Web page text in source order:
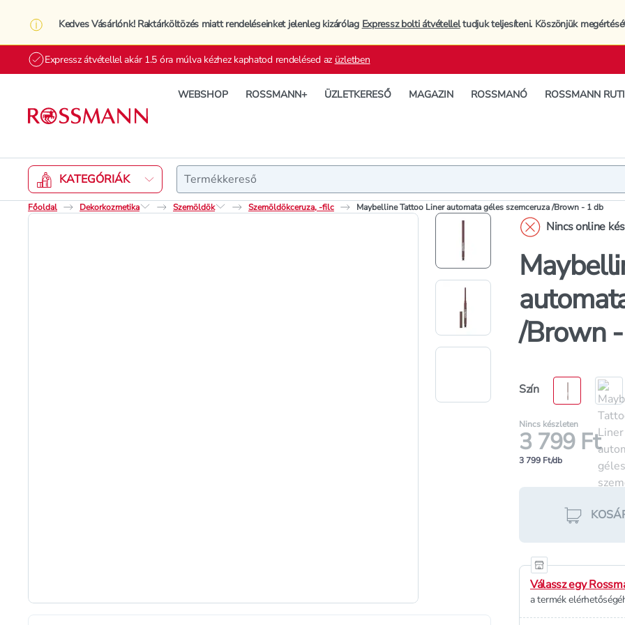
Kedves Vásárlónk! Raktárköltözés miatt rendeléseinket jelenleg kizárólag Expressz bolti átvételleltudjuk teljesíteni. Köszönjük
Expressz átvétellel akár 1.5 óra múlva kézhez kaphatod rendelésed az üzletben
WEBSHOP ROSSMANN+ ÜZLETKERESŐ MAGAZIN ROSSMANÓ ROSSMANN
KATEGÓRIÁK Keresés
Főoldal Dekorkozmetika Szemöldök Szemöldökceruza, -filc Maybelline Tattoo Liner automata géles szemceruza /Brown - 1 db
Nincs online
/Brown
Szín
Nincs készleten
3 799 Ft
3 799 Ft/db
Válassz egy
a termék